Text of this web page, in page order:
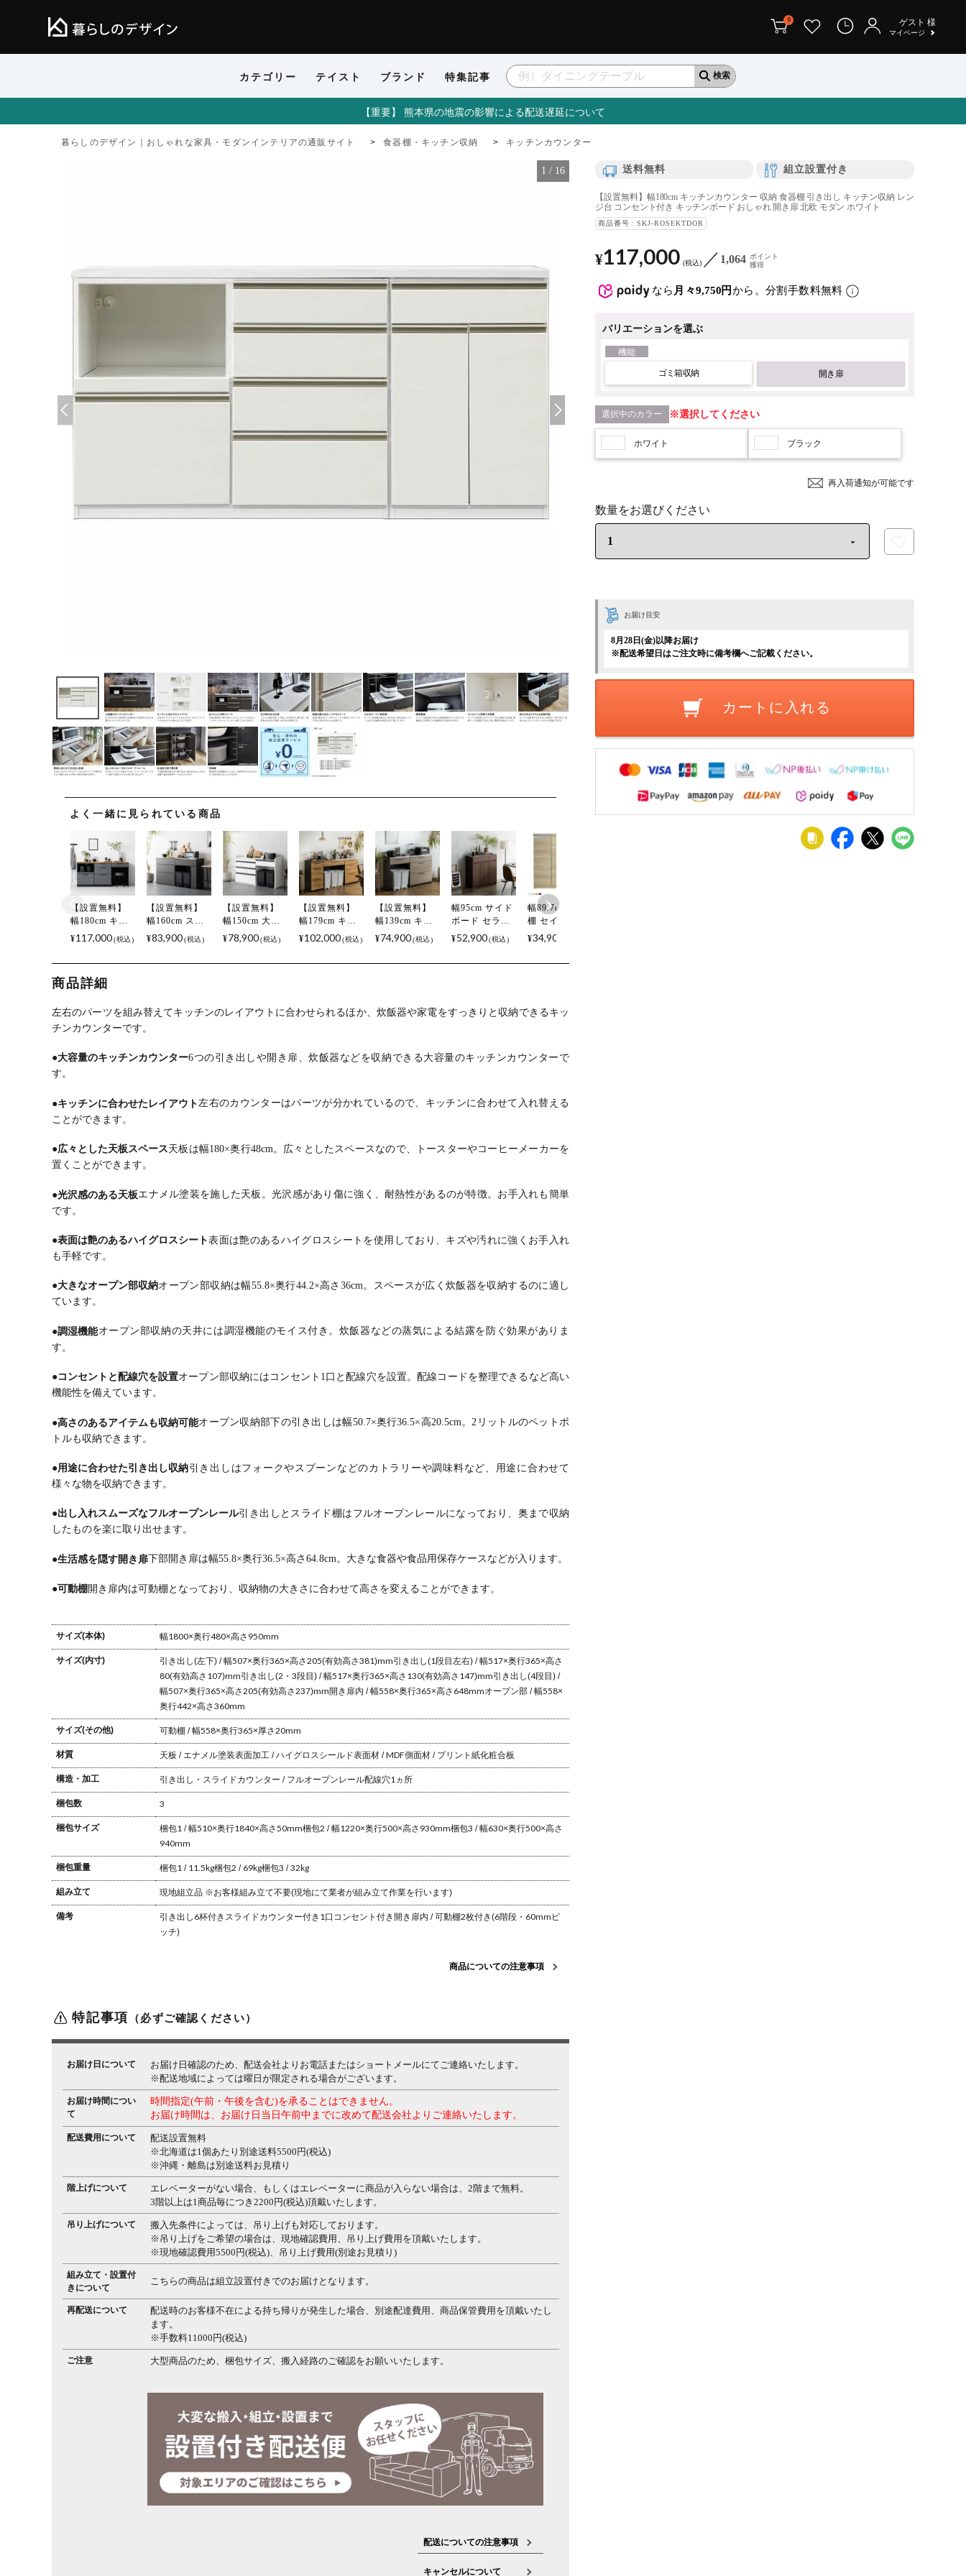
カテゴリー テイスト ブランド 特集記事
0 ゲスト 様
マイページ
【重要】 熊本県の地震の影響による配送遅延について
暮らしのデザイン｜おしゃれな家具・モダンインテリアの通販サイト 食器棚・キッチン収納 キッチンカウンター
1 / 16
よく一緒に見られている商品
【設置無料】
幅180cm キッ
チンカウンタ
ー AURA 日本
ース 引き出し
ント付き レン
ジ台 北欧モダ
納 食器棚 おし
ゃれ 黒 ブラッ
¥117,000 税込
【設置無料】
幅160cm ステ
ンレス天板 キ
ッチンカウン
収納 レンジ台
ク グレー 日本
¥83,900 税込
【設置無料】
幅150cm 大理
石調 キッチン
カウンター
収納 ゴミ箱 レ
棚 おしゃれ 白
ホワイト グレ
¥78,900 税込
【設置無料】
幅179cm キッ
チンカウンタ
ー ステンレス
レンジ台 キッ
モダン ナチュ
ラル グレー
¥102,000 税込
【設置無料】
幅139cm キッ
チンカウンタ
ー ステンレス
レンジ台 キッ
モダン ナチュ
ラル グレー
¥74,900 税込
幅95cm サイド
ボード セラミ
ック天板 木目
引き出し 収納
れ シンプル ウ
¥52,900 税込
幅89.7cm 食器
棚 セイル ラッ
ピング加工 フ
ボード キッチ
¥34,900
商品詳細
左右のパーツを組み替えてキッチンのレイアウトに合わせられるほか、 炊飯器や家電をすっきりと収納できるキッ
チンカウンターです。
●大容量のキッチンカウンター6つの引き出しや開き扉、炊飯器などを収納できる大容量のキッチンカウンターで
す。
●キッチンに合わせたレイアウト左右のカウンターはパーツが分かれているので、キッチンに合わせて入れ替える
ことができます。
●広々とした天板スペース天板は幅180×奥行48cm。広々としたスペースなので、トースターやコーヒーメーカーを
置くことができます。
●光沢感のある天板エナメル塗装を施した天板。光沢感があり傷に強く、耐熱性があるのが特徴。お手入れも簡単
です。
●表面は艶のあるハイグロスシート表面は艶のあるハイグロスシートを使用しており、キズや汚れに強くお手入れ
も手軽です。
●大きなオープン部収納オープン部収納は幅55.8×奥行44.2×高さ36cm。スペースが広く炊飯器を収納するのに適し
ています。
●調湿機能オープン部収納の天井には調湿機能のモイス付き。炊飯器などの蒸気による結露を防ぐ効果がありま
す。
●コンセントと配線穴を設置オープン部収納にはコンセント1口と配線穴を設置。配線コードを整理できるなど高い
機能性を備えています。
●高さのあるアイテムも収納可能オープン収納部下の引き出しは幅50.7×奥行36.5×高20.5cm。2リットルのペットボ
トルも収納できます。
●用途に合わせた引き出し収納引き出しはフォークやスプーンなどのカトラリーや調味料など、用途に合わせて
様々な物を収納できます。
●出し入れスムーズなフルオープンレール引き出しとスライド棚はフルオープンレールになっており、奥まで収納
したものを楽に取り出せます。
●生活感を隠す開き扉下部開き扉は幅55.8×奥行36.5×高さ64.8cm。大きな食器や食品用保存ケースなどが入ります。
●可動棚 開き扉内は可動棚となっており、収納物の大きさに合わせて高さを変えることができます。
サイズ(本体) 幅1800×奥行480×高さ950mm
サイズ(内寸) 引き出し(左下) / 幅507×奥行365×高さ205(有効高さ381)mm引き出し(1段目左右) / 幅517×奥行365×高さ
80(有効高さ107)mm引き出し(2・3段目) / 幅517×奥行365×高さ130(有効高さ147)mm引き出し(4段目) /
幅507×奥行365×高さ205(有効高さ237)mm開き扉内 / 幅558×奥行365×高さ648mmオープン部 / 幅558×
奥行442×高さ360mm
サイズ(その他) 可動棚 / 幅558×奥行365×厚さ20mm
材質 天板 / エナメル塗装表面加工 / ハイグロスシールド表面材 / MDF側面材 / プリント紙化粧合板
構造・加工 引き出し・スライドカウンター / フルオープンレール配線穴1ヵ所
梱包数 3
梱包サイズ 梱包1 / 幅510×奥行1840×高さ50mm梱包2 / 幅1220×奥行500×高さ930mm梱包3 / 幅630×奥行500×高さ
940mm
梱包重量 梱包1 / 11.5kg梱包2 / 69kg梱包3 / 32kg
組み立て 現地組立品 ※お客様組み立て不要(現地にて業者が組み立て作業を行います)
備考 引き出し6杯付き スライドカウンター付き 1口コンセント付き 開き扉内 / 可動棚2枚付き(6階段・60mmピ
ッチ)
商品についての注意事項
特記事項 （必ずご確認ください）
お届け日について
お届け日確認のため、配送会社よりお電話またはショートメールにてご連絡いたします。
※配送地域によっては曜日が限定される場合がございます。
お届け時間につい
て
時間指定(午前・午後を含む)を承ることはできません。
お届け時間は、お届け日当日午前中までに改めて配送会社よりご連絡いたします。
配送費用について
配送設置無料
※北海道は1個あたり別途送料5500円(税込)
※沖縄・離島は別途送料お見積り
階上げについて
エレベーターがない場合、もしくはエレベーターに商品が入らない場合は、2階まで無料。
3階以上は1商品毎につき2200円(税込)頂戴いたします。
吊り上げについて
搬入先条件によっては、吊り上げも対応しております。
※吊り上げをご希望の場合は、現地確認費用、吊り上げ費用を頂戴いたします。
※現地確認費用5500円(税込)、吊り上げ費用(別途お見積り)
組み立て・設置付
きについて
こちらの商品は組立設置付きでのお届けとなります。
再配送について
配送時のお客様不在による持ち帰りが発生した場合、別途配達費用、商品保管費用を頂戴いたし
ます。
※手数料11000円(税込)
ご注意 大型商品のため、梱包サイズ、搬入経路のご確認をお願いいたします。
配送についての注意事項
キャンセルについて
送料無料 組立設置付き
【設置無料】幅180cm キッチンカウンター 収納 食器棚 引き出し キッチン収納 レン
ジ台 コンセント付き キッチンボード おしゃれ 開き扉 北欧 モダン ホワイト
商品番号 SKJ-ROSEKTDOR
なら 月々9,750円から。分割手数料無料
¥117,000 税込 1,064 ポイント
獲得
バリエーションを選ぶ
機能
ゴミ箱収納 開き扉
お届け目安
8月28日(金)以降お届け
※配送希望日はご注文時に備考欄へご記載ください。
カラー 選択してください
ホワイト ブラック
カートに入れる
再入荷通知が可能です